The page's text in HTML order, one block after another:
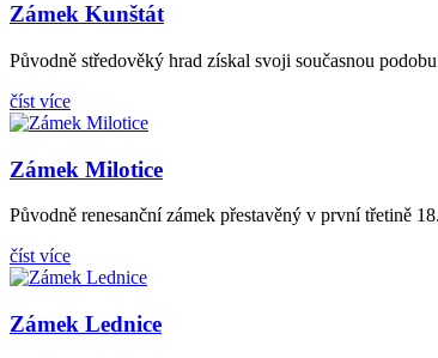
Zámek Kunštát
Původně středověký hrad získal svoji současnou
číst více
Zámek Milotice
Původně renesanční zámek přestavěný v první třetině
číst více
Zámek Lednice